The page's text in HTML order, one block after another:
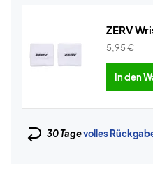
ZERV
5,95€
In den
30 Tagevolles